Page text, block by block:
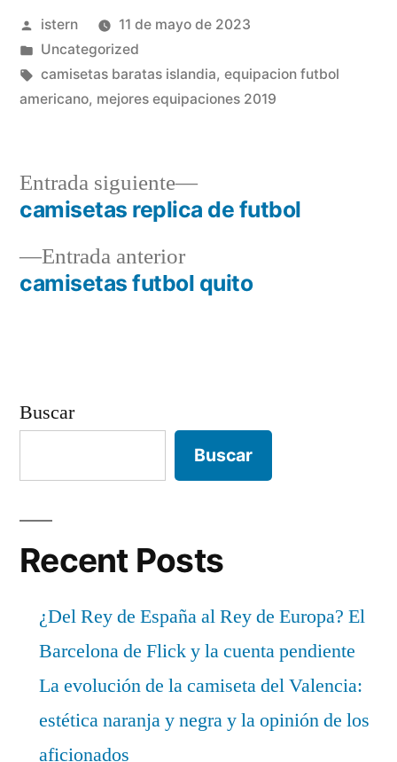
Publicado
por
istern
11 de mayo de 2023
Publicado
en
Uncategorized
Etiquetas:
camisetas baratas islandia, equipacion futbol
americano, mejores equipaciones 2019
Navegación
deEntrada anteriorEntrada
anterior:
camisetas futbol quito
Entrada siguiente
Entrada
siguiente:
camisetas replica de futbol
Buscar
Buscar
Recent Posts
¿Del Rey de España al Rey de Europa? El
Barcelona de Flick y la cuenta pendiente
La evolución de la camiseta del Valencia:
estética naranja y negra y la opinión de los
aficionados